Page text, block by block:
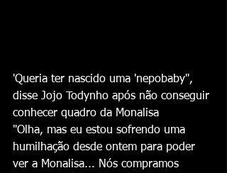
'Queria ter nascido uma 'nepobaby'',
disse Jojo Todynho após não conseguir
conhecer quadro da Monalisa
"Olha, mas eu estou sofrendo uma
humilhação desde ontem para poder
ver a Monalisa... Nós compramos